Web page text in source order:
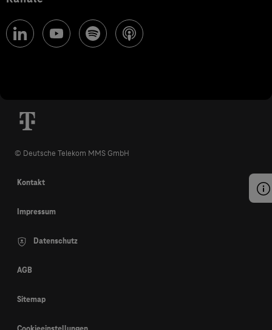
© Deutsche Telekom MMS GmbH
Kontakt
Impressum
Datenschutz
AGB
Sitemap